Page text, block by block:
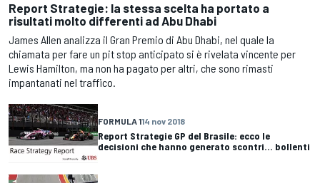
Report Strategie: la stessa scelta ha portato a
risultati molto differenti ad Abu Dhabi
James Allen analizza il Gran Premio di Abu Dhabi, nel quale la
chiamata per fare un pit stop anticipato si è rivelata vincente per
Lewis Hamilton, ma non ha pagato per altri, che sono rimasti
impantanati nel traffico.
FORMULA 114 nov 2018
Report Strategie GP del Brasile: ecco le
decisioni che hanno generato scontri... bollenti